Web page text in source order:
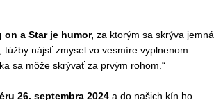
a Star je humor, za ktorým sa skrýva jemná
nájsť zmysel vo vesmíre vyplnenom
sa môže skrývať za prvým rohom.“
26. septembra 2024a do našich kín ho